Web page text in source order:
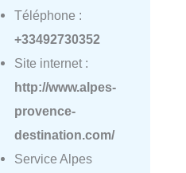
Téléphone :
+33492730352
Site internet :
http://www.alpes-
provence-
destination.com/
Service Alpes